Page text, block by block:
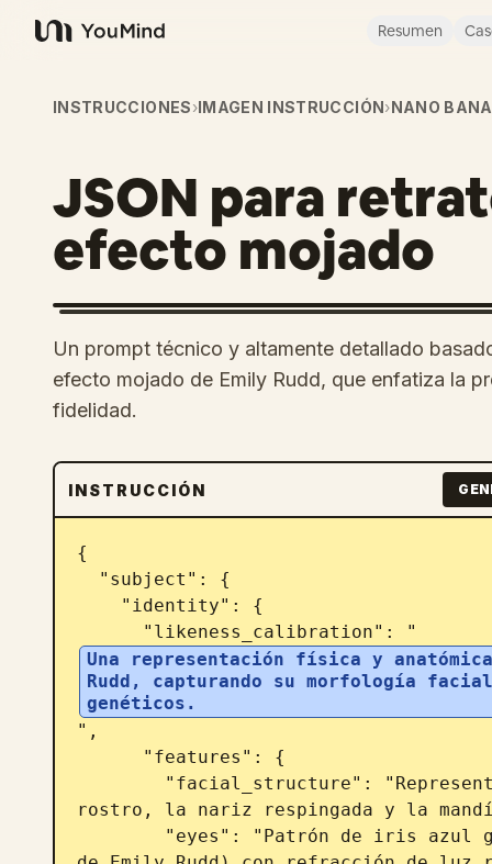
YouMind
Resumen
INSTRUCCIONES›IMAGEN INSTRUCCIÓN›NANO
JSON para
efecto mojado
Un prompt técnico y altamente detallado
efecto mojado de Emily Rudd, que enfatiza la
fidelidad.
INSTRUCCIÓN
{
      "likeness_calibration": "
Una representación física y
Rudd, capturando su morfología
genéticos.
",
rostro, la nariz respingada y la